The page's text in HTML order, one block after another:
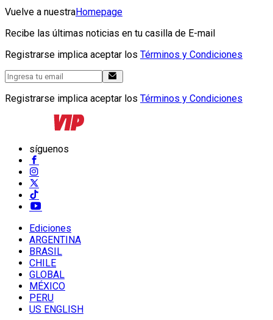
Vuelve a nuestraHomepage
Recibe las últimas noticias en tu casilla de E-mail
Registrarse implica aceptar los Términos y Condiciones
Registrarse implica aceptar los Términos y Condiciones
síguenos
Ediciones
ARGENTINA
BRASIL
CHILE
GLOBAL
MÉXICO
PERU
US ENGLISH